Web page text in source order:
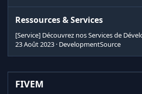
Ressources & Services
[Service] Découvrez nos Services de
23 Août 2023 DevelopmentSource
FIVEM